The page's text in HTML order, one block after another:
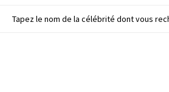
Tapez le nom de la célébrité dont vous